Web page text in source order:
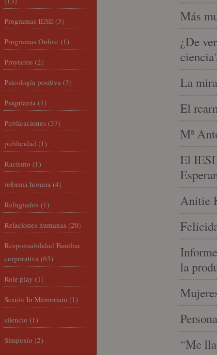
Más
¿De
La
El
Mª
El
Anitie
la
“Me
Programas IESE (3)
Programas Online (1)
Proyectos (2)
Psicología positiva (3)
Psiquiatría (1)
Publicaciones (37)
publicidad (1)
Racismo (1)
reforma horaria (4)
Refugiados (1)
Relaciones humanas (20)
Responsabilidad Familiar
corporativa (63)
Role play (1)
Sesión In Memoriam (1)
silencio (1)
Simposio (2)